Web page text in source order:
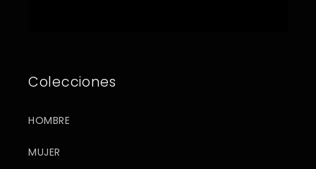
Colecciones
HOMBRE
MUJER